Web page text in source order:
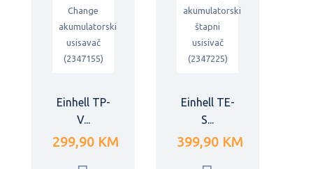
Einhell TP-
V...
299,90 KM
Einhell TE-
S...
399,90 KM